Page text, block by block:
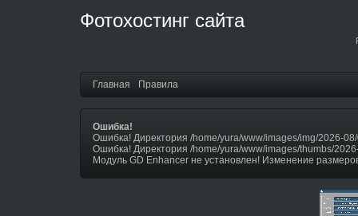
Фотохостинг сайта
Главная Правила
Ошибка!
Ошибка! Директория /home/yura/www/images/img/2026-
Ошибка! Директория /home/yura/www/images/thumbs/
Модуль GD Enhancer не установлен! Изменение